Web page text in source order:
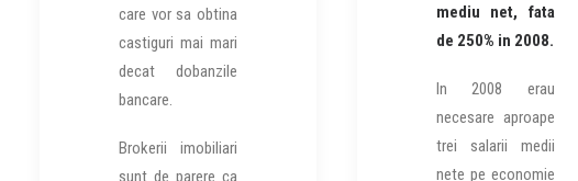
care vor sa obtina
castiguri mai mari
decat dobanzile
bancare.
Brokerii imobiliari
sunt de parere ca
mediu net, fata
de 250% in 2008.
In 2008 erau
necesare aproape
trei salarii medii
nete pe economie